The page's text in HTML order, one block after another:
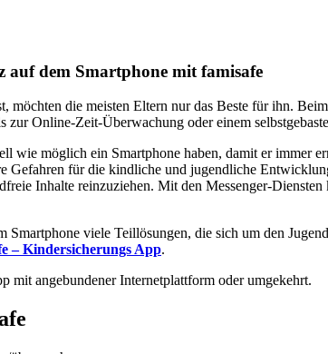
auf dem Smartphone mit famisafe
möchten die meisten Eltern nur das Beste für ihn.
Online-Zeit-Überwachung oder einem
wie möglich ein Smartphone haben, damit er immer
Gefahren für die kindliche und jugendliche
Inhalte reinzuziehen. Mit den Messenger-
Smartphone viele Teillösungen, die sich um den
– Kindersicherungs App.
mit angebundener Internetplattform oder umgekehrt.